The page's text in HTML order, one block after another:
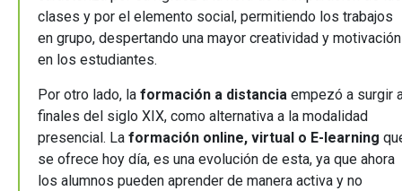
clases y por el elemento social, permitiendo los trabajos
en grupo, despertando una mayor creatividad y motivación
en los estudiantes.
Por otro lado, la formación a distancia empezó a surgir
finales del siglo XIX, como alternativa a la modalidad
presencial. La formación online, virtual o E-learning
se ofrece hoy día, es una evolución de esta, ya que ahora
los alumnos pueden aprender de manera activa y no